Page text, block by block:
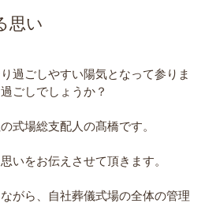
思い
過ごしやすい陽気となって参りま
ごしでしょうか？
式場総支配人の髙橋です。
いをお伝えさせて頂きます。
がら、自社葬儀式場の全体の管理